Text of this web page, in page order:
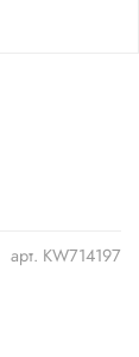
арт. KW714197